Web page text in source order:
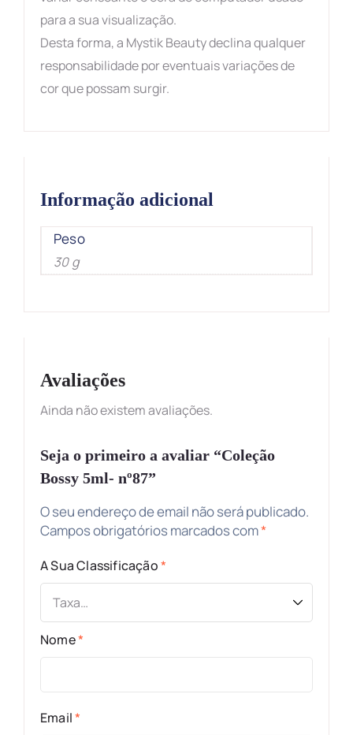
para a sua visualização.
Desta forma, a Mystik Beauty declina qualquer
responsabilidade por eventuais variações de
cor que possam surgir.
Informação adicional
Peso
30 g
Avaliações
Ainda não existem avaliações.
Seja o primeiro a avaliar “Coleção
Bossy 5ml- nº87”
O seu endereço de email não será publicado.
Campos obrigatórios marcados com*
A Sua Classificação*
Nome*
Email*